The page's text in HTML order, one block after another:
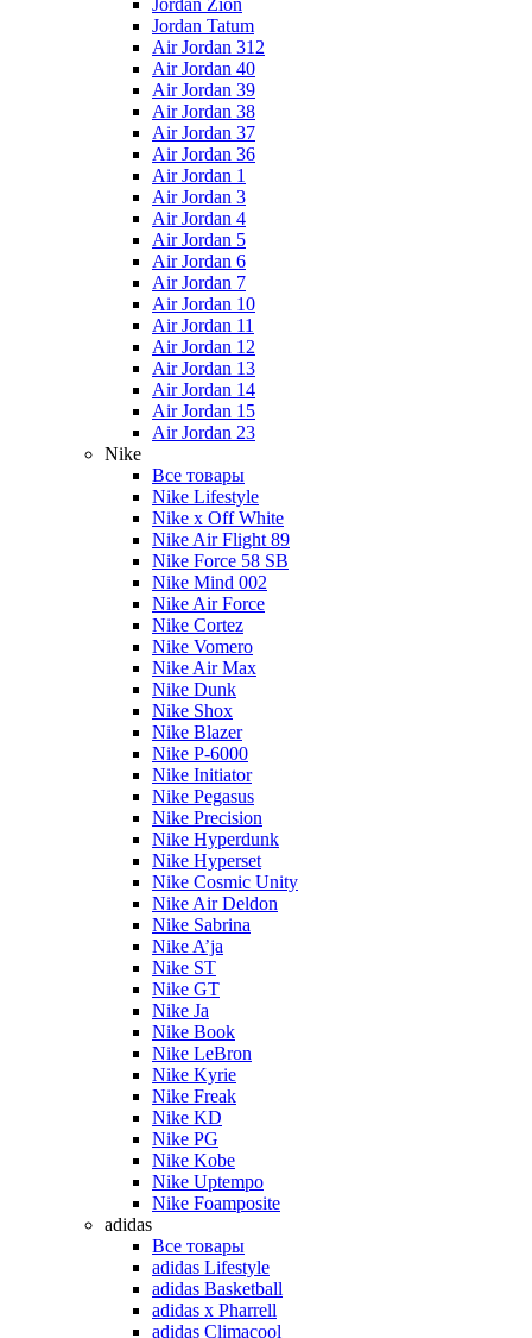
Jordan Zion
Jordan Tatum
Air Jordan 312
Air Jordan 40
Air Jordan 39
Air Jordan 38
Air Jordan 37
Air Jordan 36
Air Jordan 1
Air Jordan 3
Air Jordan 4
Air Jordan 5
Air Jordan 6
Air Jordan 7
Air Jordan 10
Air Jordan 11
Air Jordan 12
Air Jordan 13
Air Jordan 14
Air Jordan 15
Air Jordan 23
Nike
Все товары
Nike Lifestyle
Nike x Off White
Nike Air Flight 89
Nike Force 58 SB
Nike Mind 002
Nike Air Force
Nike Cortez
Nike Vomero
Nike Air Max
Nike Dunk
Nike Shox
Nike Blazer
Nike P-6000
Nike Initiator
Nike Pegasus
Nike Precision
Nike Hyperdunk
Nike Hyperset
Nike Cosmic Unity
Nike Air Deldon
Nike Sabrina
Nike A’ja
Nike ST
Nike GT
Nike Ja
Nike Book
Nike LeBron
Nike Kyrie
Nike Freak
Nike KD
Nike PG
Nike Kobe
Nike Uptempo
Nike Foamposite
adidas
Все товары
adidas Lifestyle
adidas Basketball
adidas x Pharrell
adidas Climacool